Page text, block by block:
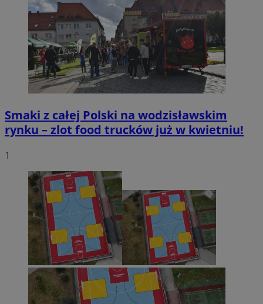
Smaki z całej Polski na wodzisławskim
rynku – zlot food trucków już w kwietniu!
1